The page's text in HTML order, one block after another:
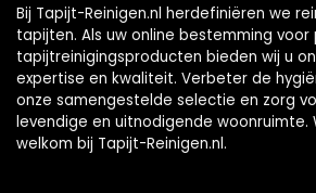
Bij Tapijt-Reinigen.nl herdefiniëren we
tapijten. Als uw online bestemming voor
tapijtreinigingsproducten bieden wij u
expertise en kwaliteit. Verbeter de
onze samengestelde selectie en zorg
levendige en uitnodigende woonruimte.
welkom bij Tapijt-Reinigen.nl.